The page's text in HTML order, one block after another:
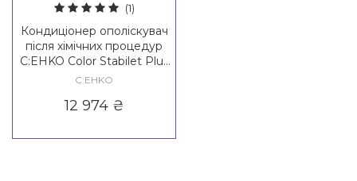
(1)
Кондиціонер ополіскувач
після хімічних процедур
C:EHKO Color Stabilet Plus
Conditioner
C:EHKO
12 974₴